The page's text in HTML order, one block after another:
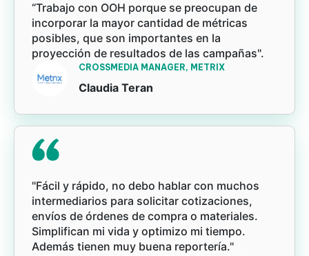
“Trabajo con OOH porque se preocupan de
incorporar la mayor cantidad de métricas
posibles, que son importantes en la
proyección de resultados de las campañas".
CROSSMEDIA MANAGER, METRIX
Claudia Teran
"Fácil y rápido, no debo hablar con muchos
intermediarios para solicitar cotizaciones,
envíos de órdenes de compra o materiales.
Simplifican mi vida y optimizo mi tiempo.
Además tienen muy buena reportería."